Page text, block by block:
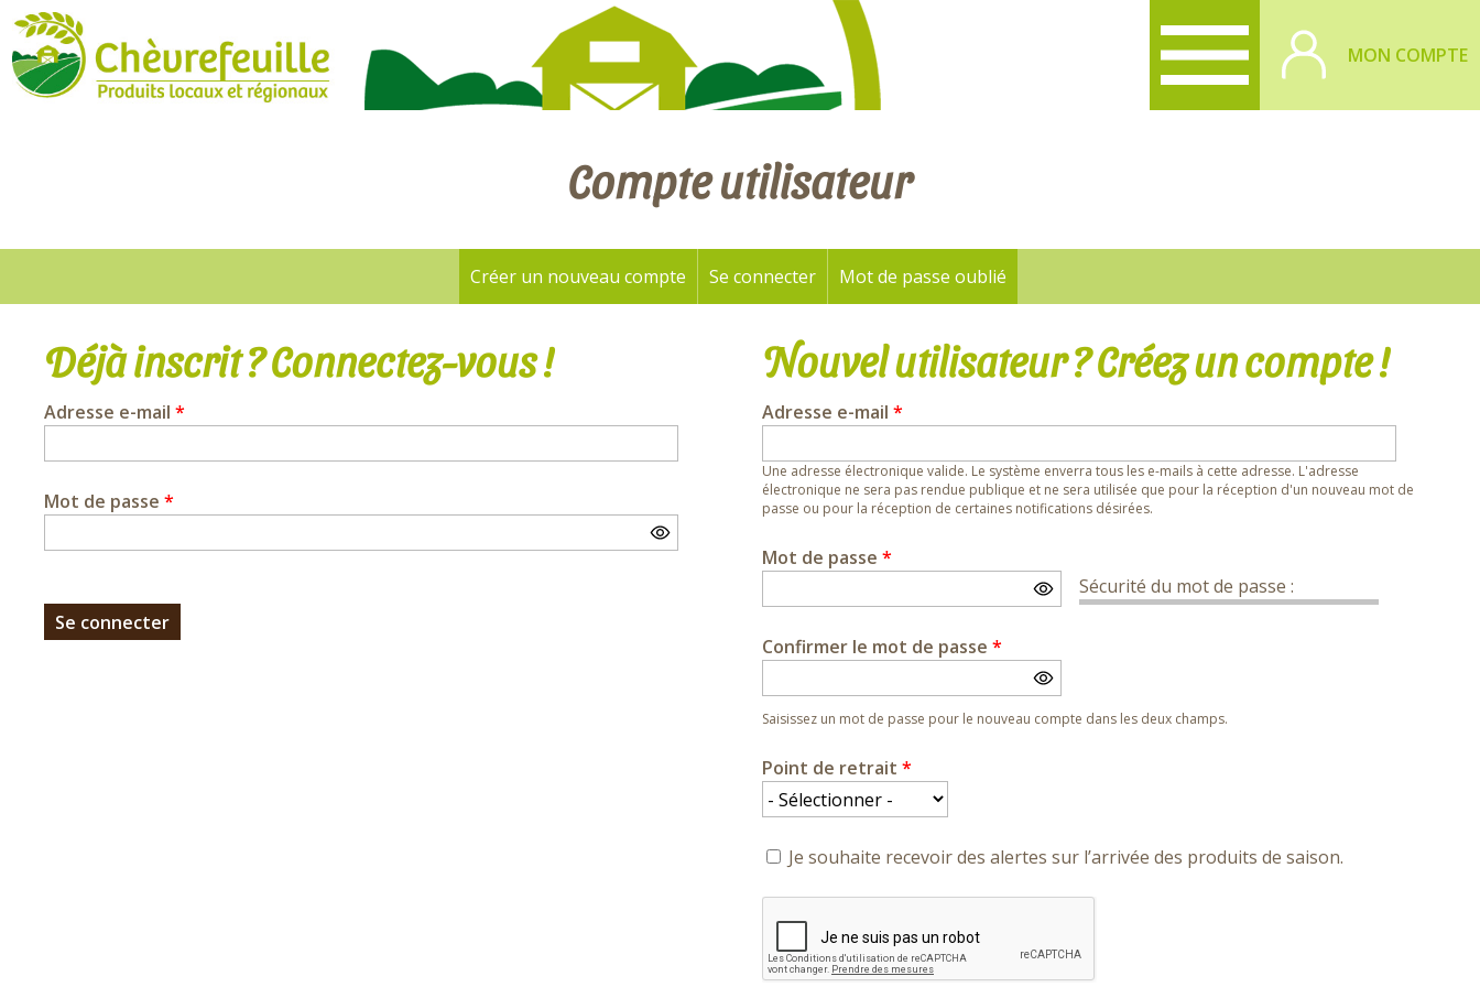
MON COMPTE
Compte utilisateur
Onglets
principaux
Créer un nouveau compte Se connecter (onglet actif)
Mot de passe oublié
Déjà inscrit ? Connectez-vous !
Adresse e-mail *
Mot de passe *
Nouvel utilisateur ? Créez un compte !
Adresse e-mail *
Une adresse électronique valide. Le système enverra tous les e-mails à cette adresse. L'adresse
électronique ne sera pas rendue publique et ne sera utilisée que pour la réception d'un nouveau mot de
passe ou pour la réception de certaines notifications désirées.
Mot de passe *
Sécurité du mot de passe :
Confirmer le mot de passe *
Saisissez un mot de passe pour le nouveau compte dans les deux champs.
Point de retrait *
Je souhaite recevoir des alertes sur l’arrivée des produits de saison.